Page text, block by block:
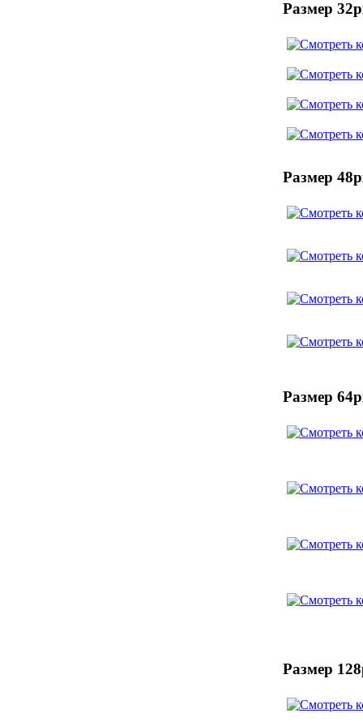
Размер
Размер
Размер
Размер